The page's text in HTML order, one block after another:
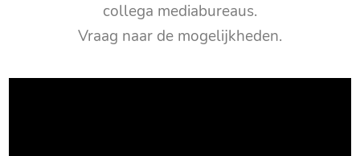
collega mediabureaus.
Vraag naar de mogelijkheden.